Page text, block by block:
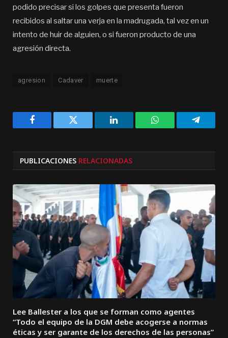
podido precisar si los golpes que presenta fueron
recibidos al saltar una verja en la madrugada, tal vez en un
intento de huir de alguien, o si fueron producto de una
agresión directa.
agresion Cadaver muerte
Facebook Twitter LinkedIn WhatsApp
PUBLICACIONES RELACIONADAS
Lee Ballester a los que se forman como agentes
“Todo el equipo de la DGM debe acogerse a normas
éticas y ser garante de los derechos de las personas”